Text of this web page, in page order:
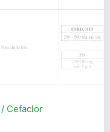
Cefaclor